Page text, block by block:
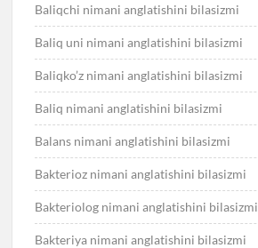
Baliqchi nimani anglatishini bilasizmi
Baliq uni nimani anglatishini bilasizmi
Baliqko’z nimani anglatishini bilasizmi
Baliq nimani anglatishini bilasizmi
Balans nimani anglatishini bilasizmi
Bakterioz nimani anglatishini bilasizmi
Bakteriolog nimani anglatishini bilasizmi
Bakteriya nimani anglatishini bilasizmi